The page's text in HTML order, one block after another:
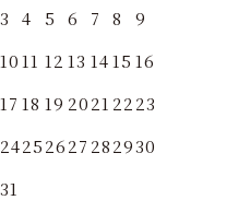
3
4 5 6 7 8
9
1011 12 13 1415 16
17 18 19 2021 22 23
24252627 282930
31